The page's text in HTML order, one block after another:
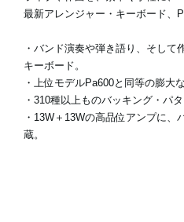
最新アレンジャー・キーボード、
・バンド演奏や弾き語り、そして
キーボード。
・上位モデルPa600と同等の膨大
・310種以上ものバッキング・パ
・13W＋13Wの高品位アンプに
蔵。